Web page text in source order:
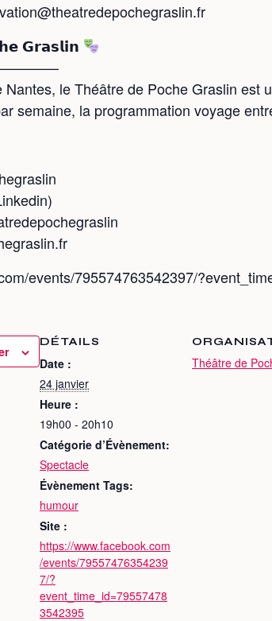
𝗚𝗿𝗮𝘀𝗹𝗶𝗻
le Théâtre de Poche Graslin est
semaine, la programmation voyage
events/795574763542397/
DÉTAILS
Date :
24 janvier
Heure :
19h00 - 20h10
Catégorie d’Évènement:
Spectacle
Évènement Tags:
humour
Site :
https://www.facebook.com
/events/79557476354239
7/?
event_time_id=79557478
3542395
Théâtre de